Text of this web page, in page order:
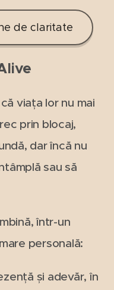
de claritate
viața lor nu mai
prin blocaj,
dar încă nu
sau să
într-un
personală:
și adevăr, în